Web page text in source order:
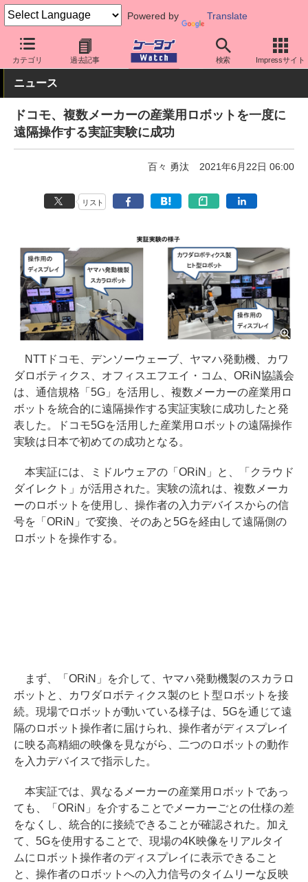
Powered by Translate
カテゴリ 過去記事 検索 Impressサイト
ケータイ Watch キャリア ドコモ
ニュース
ドコモ、複数メーカーの産業用ロボットを一度に
遠隔操作する実証実験に成功
百々 勇汰 2021年6月22日 06:00
リスト
NTTドコモ、デンソーウェーブ、ヤマハ発動機、カワ
ダロボティクス、オフィスエフエイ・コム、ORiN協議会
は、通信規格「5G」を活用し、複数メーカーの産業用ロ
ボットを統合的に遠隔操作する実証実験に成功したと発
表した。ドコモ5Gを活用した産業用ロボットの遠隔操作
実験は日本で初めての成功となる。
本実証には、ミドルウェアの「ORiN」と、「クラウド
ダイレクト」が活用された。実験の流れは、複数メーカ
ーのロボットを使用し、操作者の入力デバイスからの信
号を「ORiN」で変換、そのあと5Gを経由して遠隔側の
ロボットを操作する。
まず、「ORiN」を介して、ヤマハ発動機製のスカラロ
ボットと、カワダロボティクス製のヒト型ロボットを接
続。現場でロボットが動いている様子は、5Gを通じて遠
隔のロボット操作者に届けられ、操作者がディスプレイ
に映る高精細の映像を見ながら、二つのロボットの動作
を入力デバイスで指示した。
本実証では、異なるメーカーの産業用ロボットであっ
ても、「ORiN」を介することでメーカーごとの仕様の差
をなくし、統合的に接続できることが確認された。加え
て、5Gを使用することで、現場の4K映像をリアルタイ
ムにロボット操作者のディスプレイに表示できること
と、操作者のロボットへの入力信号のタイムリーな反映